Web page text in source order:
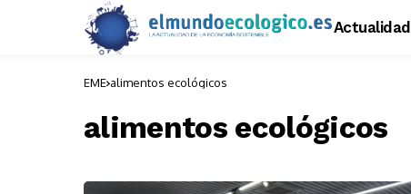
Actualidad
EME alimentos ecológicos
alimentos ecológicos